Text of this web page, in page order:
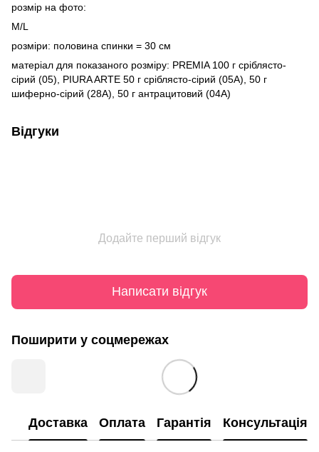
розмір на фото:
M/L
розміри: половина спинки = 30 см
матеріал для показаного розміру: PREMIA 100 г сріблясто-
сірий (05), PIURA ARTE 50 г сріблясто-сірий (05A), 50 г
шиферно-сірий (28A), 50 г антрацитовий (04A)
Відгуки
Додайте перший відгук
Написати відгук
Поширити у соцмережах
Доставка Оплата Гарантія Консультація